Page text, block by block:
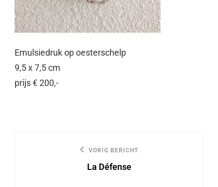
Emulsiedruk op oesterschelp
9,5 x 7,5 cm
prijs € 200,-
navigatie
VORIG BERICHT
La Défense